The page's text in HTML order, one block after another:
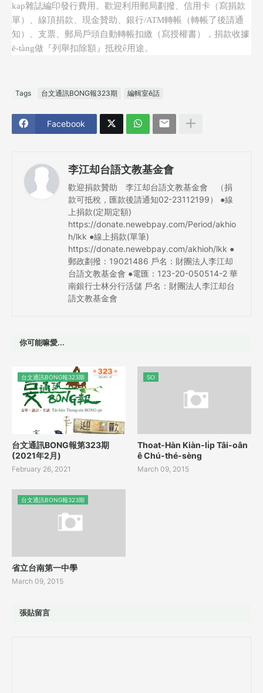
kap雜誌編印發行費用。歡迎利用郵局劃撥、信用卡（寫捐款
單）、線頂捐款、現金贊助、銀行/ATM轉帳（轉帳了後請通
知）、支票、郵局戶頭自動轉帳扣繳（寫授權書），捐款收據
ē-tàng做『列舉扣除額』抵稅ê用途。
Tags 台文通訊BONG報323期 編輯室ê話
Facebook
李江却台語文教基金會
歡迎捐款贊助 李江却台語文教基金會 （捐
款可抵稅，匯款後請通知02-23112199） ●線
上捐款(定期定額)
https://donate.newebpay.com/Period/akhio
h/lkk ●線上捐款(單筆)
https://donate.newebpay.com/akhioh/lkk ●
郵政劃撥：19021486 戶名：財團法人李江却
台語文教基金會 ●電匯：123-20-050514-2 華
南銀行士林分行活儲 戶名：財團法人李江却台
語文教基金會
你可能嘛愛...
台文通訊BONG報323期
台文通訊BONG報第323期
(2021年2月)
February 26, 2021
SO͘
Thoat-Hàn Kiàn-li̍p Tâi-oân
ê Chú-thé-sèng
March 09, 2015
台文通訊BONG報323期
省立台南第一中學
March 09, 2015
張貼留言